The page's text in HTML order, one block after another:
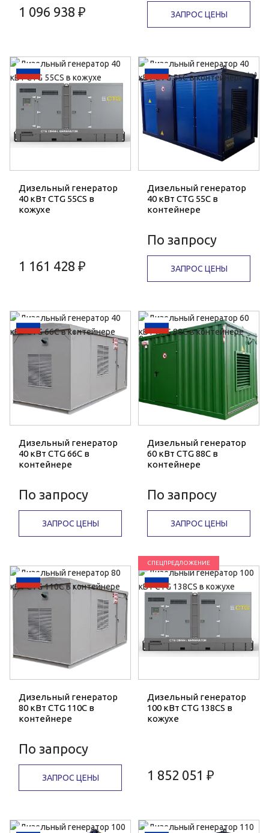
1 096 938 ₽ ЗАПРОС ЦЕНЫ
Дизельный генератор
40 кВт CTG 55CS в
кожухе
1 161 428 ₽
Дизельный генератор
40 кВт CTG 55C в
контейнере
По запросу
ЗАПРОС ЦЕНЫ
Дизельный генератор
40 кВт CTG 66C в
контейнере
По запросу
ЗАПРОС ЦЕНЫ
Дизельный генератор
60 кВт CTG 88C в
контейнере
По запросу
ЗАПРОС ЦЕНЫ
Дизельный генератор
80 кВт CTG 110C в
контейнере
По запросу
ЗАПРОС ЦЕНЫ
СПЕЦПРЕДЛОЖЕНИЕ
Дизельный генератор
100 кВт CTG 138CS в
кожухе
1 852 051 ₽